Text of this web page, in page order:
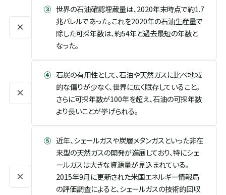
×
③ 世界の石油確認埋蔵量は、2020年末時点で約1.7
兆バレルであった。これを2020年の石油生産量で
除した可採年数は、約54年と過去最短の年数と
なった。
×
④ 石炭の有用性として、石油や天然ガスに比べ地域
的な偏りが少なく、世界に広く賦存していること。
さらに可採年数が100年を超え、石油の可採年数
より長いことが挙げられる。
×
⑤ 近年、シェールガスや炭層メタンガスといった非在
来型の天然ガスの開発が進展しており、特にシェ
ールガスは大きな資源量が見込まれている。
2015年9月に更新された米国エネルギー情報局
の評価調査によると、シェールガスの技術的回収